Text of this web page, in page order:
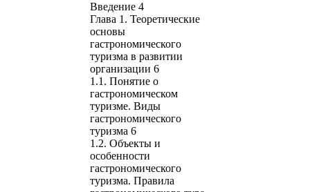
Введение 4
Глава 1. Теоретические
основы
гастрономического
туризма в развитии
организации 6
1.1. Понятие о
гастрономическом
туризме. Виды
гастрономического
туризма 6
1.2. Объекты и
особенности
гастрономического
туризма. Правила